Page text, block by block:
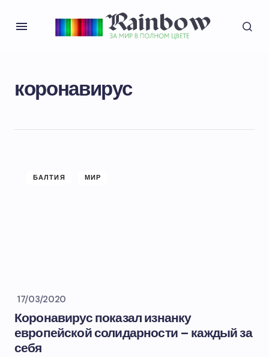
коронавирус
БАЛТИЯ МИР
17/03/2020
Коронавирус показал изнанку
европейской солидарности – каждый за
себя